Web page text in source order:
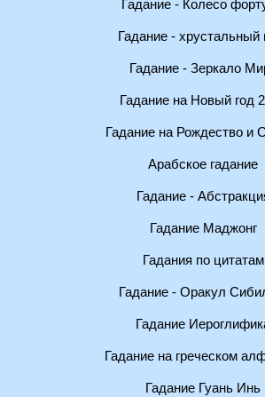
Гадание - Колесо
Гадание -
Гадание - Зеркало
Гадание на Новый год
Гадание на Рождество и
Арабское гадание
Гадание -
Гадание Маджонг
Гадания по цитатам
Гадание - Оракул
Гадание
Гадание на греческом
Гадание Гуань Инь